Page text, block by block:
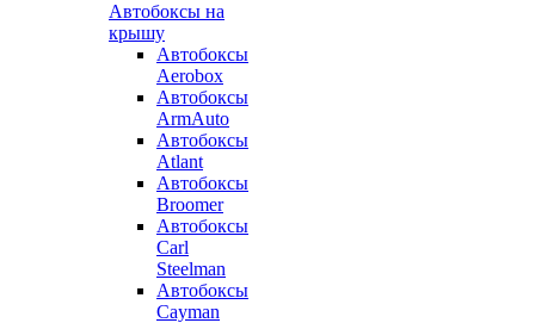
Автобоксы на
крышу
Автобоксы
Aerobox
Автобоксы
ArmAuto
Автобоксы
Atlant
Автобоксы
Broomer
Автобоксы
Carl
Steelman
Автобоксы
Cayman